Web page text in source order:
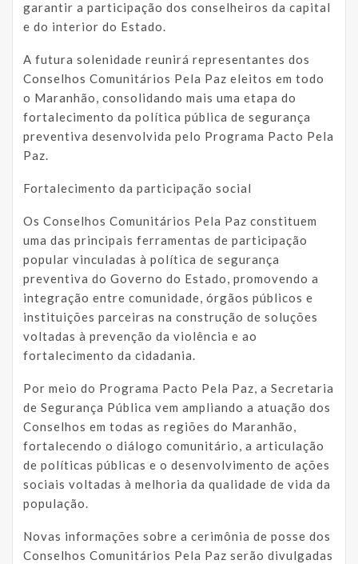
garantir a participação dos conselheiros da capital
e do interior do Estado.
A futura solenidade reunirá representantes dos
Conselhos Comunitários Pela Paz eleitos em todo
o Maranhão, consolidando mais uma etapa do
fortalecimento da política pública de segurança
preventiva desenvolvida pelo Programa Pacto Pela
Paz.
Fortalecimento da participação social
Os Conselhos Comunitários Pela Paz constituem
uma das principais ferramentas de participação
popular vinculadas à política de segurança
preventiva do Governo do Estado, promovendo a
integração entre comunidade, órgãos públicos e
instituições parceiras na construção de soluções
voltadas à prevenção da violência e ao
fortalecimento da cidadania.
Por meio do Programa Pacto Pela Paz, a Secretaria
de Segurança Pública vem ampliando a atuação dos
Conselhos em todas as regiões do Maranhão,
fortalecendo o diálogo comunitário, a articulação
de políticas públicas e o desenvolvimento de ações
sociais voltadas à melhoria da qualidade de vida da
população.
Novas informações sobre a cerimônia de posse dos
Conselhos Comunitários Pela Paz serão divulgadas